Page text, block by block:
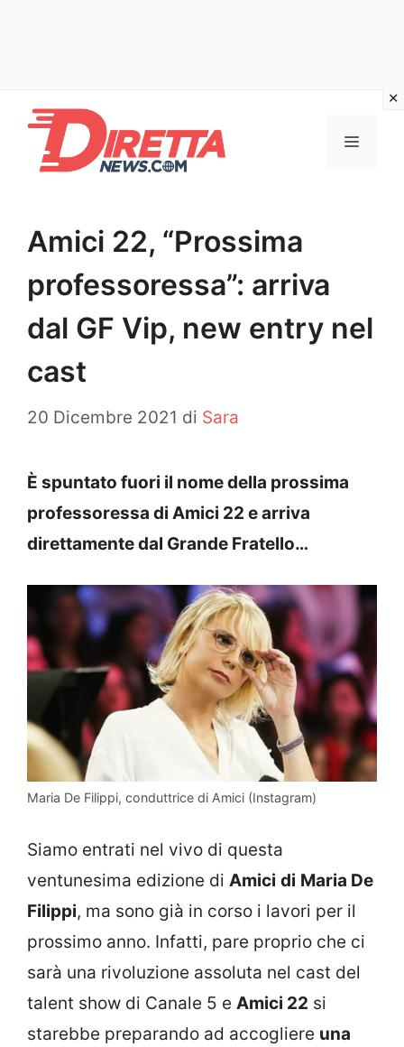
contenuto
Menu
Amici 22, “Prossima
professoressa”: arriva
dal GF Vip, new entry nel
cast
20 Dicembre 2021 di Sara
È spuntato fuori il nome della prossima
professoressa di Amici 22 e arriva
direttamente dal Grande Fratello…
Maria De Filippi, conduttrice di Amici (Instagram)
Siamo entrati nel vivo di questa
ventunesima edizione di Amici di Maria De
Filippi, ma sono già in corso i lavori per il
prossimo anno. Infatti, pare proprio che ci
sarà una rivoluzione assoluta nel cast del
talent show di Canale 5 e Amici 22 si
starebbe preparando ad accogliere una